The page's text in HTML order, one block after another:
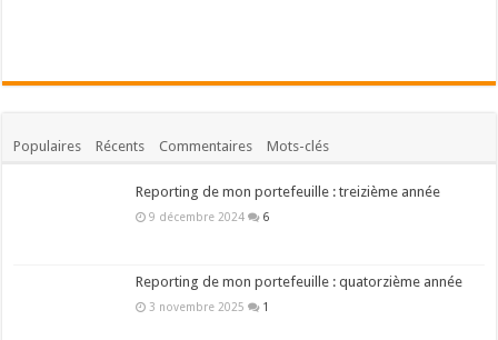
Populaires Récents Commentaires Mots-clés
Reporting de mon portefeuille : treizième année
9 décembre 2024 6
Reporting de mon portefeuille : quatorzième année
3 novembre 2025 1